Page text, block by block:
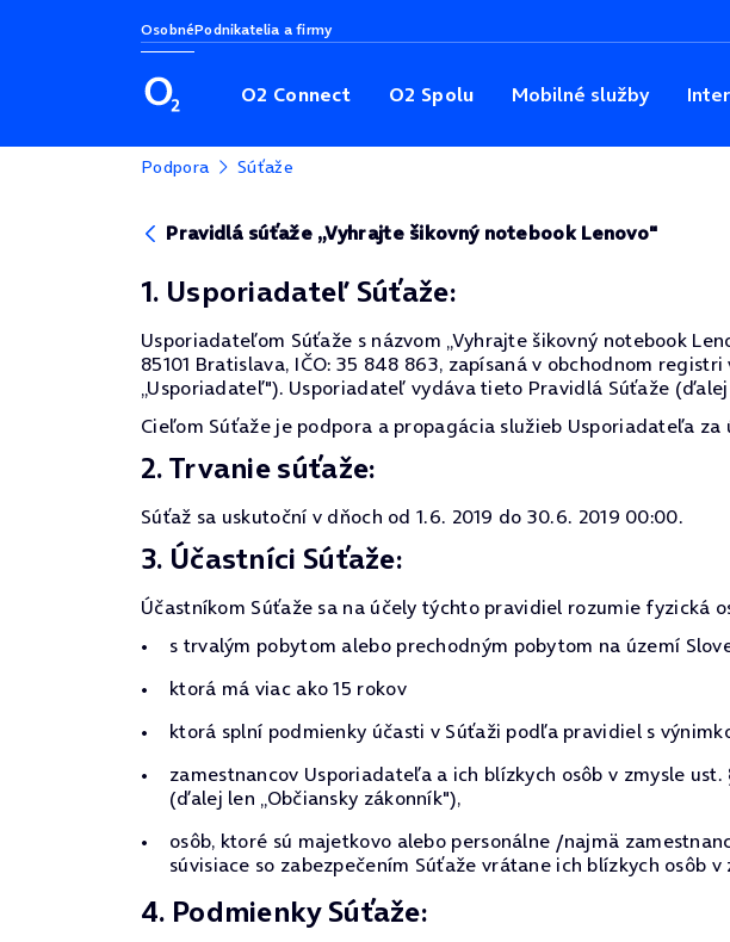
OsobnéPodnikatelia a firmy
O2 Connect O2 Spolu Mobilné služby
Podpora Súťaže
Pravidlá súťaže „Vyhrajte šikovný notebook Lenovo"
1. Usporiadateľ Súťaže:
Usporiadateľom Súťaže s názvom „Vyhrajte šikovný notebook
85101 Bratislava, IČO: 35 848 863, zapísaná v obchodnom
„Usporiadateľ"). Usporiadateľ vydáva tieto Pravidlá Súťaže
Cieľom Súťaže je podpora a propagácia služieb Usporiadateľa
2. Trvanie súťaže:
Súťaž sa uskutoční v dňoch od 1.6. 2019 do 30.6. 2019 00:00.
3. Účastníci Súťaže:
Účastníkom Súťaže sa na účely týchto pravidiel rozumie fyzická
s trvalým pobytom alebo prechodným pobytom na území
ktorá má viac ako 15 rokov
ktorá splní podmienky účasti v Súťaži podľa pravidiel s
zamestnancov Usporiadateľa a ich blízkych osôb v zmysle
(ďalej len „Občiansky zákonník"),
osôb, ktoré sú majetkovo alebo personálne /najmä
súvisiace so zabezpečením Súťaže vrátane ich blízkych osôb v
4. Podmienky Súťaže: